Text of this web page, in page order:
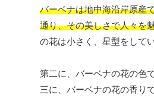
バーベナは地中海沿岸原産
通り、その美しさで人々を
の花は小さく、星型をして
第二に、バーベナの花の色
三に、バーベナの花の香り